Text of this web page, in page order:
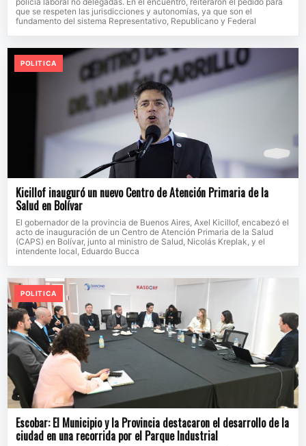
que se respeten las jurisdicciones y autonomías, ya que son el
fundamento del sistema Representativo, Republicano y Federal
POLITICA
Kicillof inauguró un nuevo Centro de Atención Primaria de la
Salud en Bolívar
El gobernador de la provincia de Buenos Aires, Axel Kicillof, encabezó el
acto de inauguración de un Centro de Atención Primaria de la Salud
(CAPS) en Bolívar, junto al ministro de Salud, Nicolás Kreplak, y el
intendente local, Eduardo Bucca
POLITICA
Escobar: El Municipio y la Provincia destacaron el desarrollo de la
ciudad en una recorrida por el Parque Industrial